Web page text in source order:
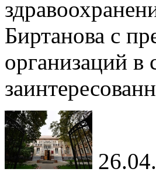
Биртанова с
организаций в